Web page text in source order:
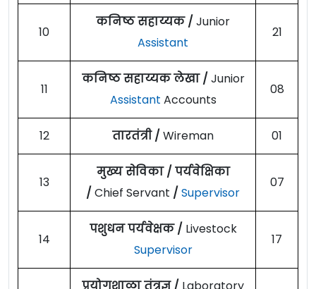
10
कनिष्ठ सहाय्यक / Junior
Assistant
21
11
कनिष्ठ सहाय्यक लेखा / Junior
Assistant Accounts
08
12 तारतंत्री / Wireman 01
13
मुख्य सेविका / पर्यवेक्षिका
/ Chief Servant / Supervisor
07
14
पशुधन पर्यवेक्षक / Livestock
Supervisor
17